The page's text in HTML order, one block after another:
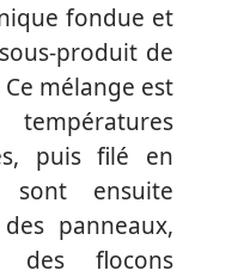
fondue et
produit de
mélange est
puis filé en
ensuite
panneaux,
flocons